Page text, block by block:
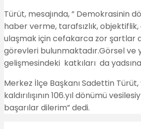
Türüt, mesajında, ” Demokrasinin
haber verme, tarafsızlık,
ulaşmak için cefakarca zor şartlar
görevleri bulunmaktadır.Görsel ve
gelişmesindeki katkıları da
Merkez İlçe Başkanı Sadettin
kaldırılışının 106.yıl dönümü
başarılar dilerim” dedi.